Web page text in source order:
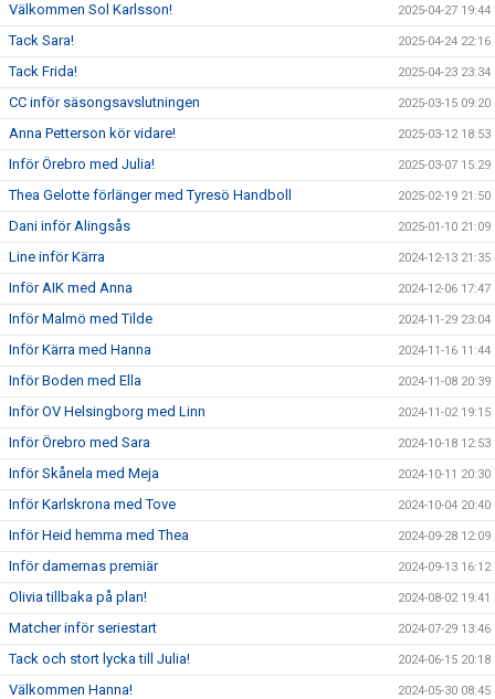
Välkommen Sol Karlsson! 2025-04-27 19:44
Tack Sara! 2025-04-24 22:16
Tack Frida! 2025-04-23 23:34
CC inför säsongsavslutningen 2025-03-15 09:20
Anna Petterson kör vidare! 2025-03-12 18:53
Inför Örebro med Julia! 2025-03-07 15:29
Thea Gelotte förlänger med Tyresö Handboll 2025-02-19 21:50
Dani inför Alingsås 2025-01-10 21:09
Line inför Kärra 2024-12-13 21:35
Inför AIK med Anna 2024-12-06 17:47
Inför Malmö med Tilde 2024-11-29 23:04
Inför Kärra med Hanna 2024-11-16 11:44
Inför Boden med Ella 2024-11-08 20:39
Inför OV Helsingborg med Linn 2024-11-02 19:15
Inför Örebro med Sara 2024-10-18 12:53
Inför Skånela med Meja 2024-10-11 20:30
Inför Karlskrona med Tove 2024-10-04 20:40
Inför Heid hemma med Thea 2024-09-28 12:09
Inför damernas premiär 2024-09-13 16:12
Olivia tillbaka på plan! 2024-08-02 19:41
Matcher inför seriestart 2024-07-29 13:46
Tack och stort lycka till Julia! 2024-06-15 20:18
Välkommen Hanna! 2024-05-30 08:45